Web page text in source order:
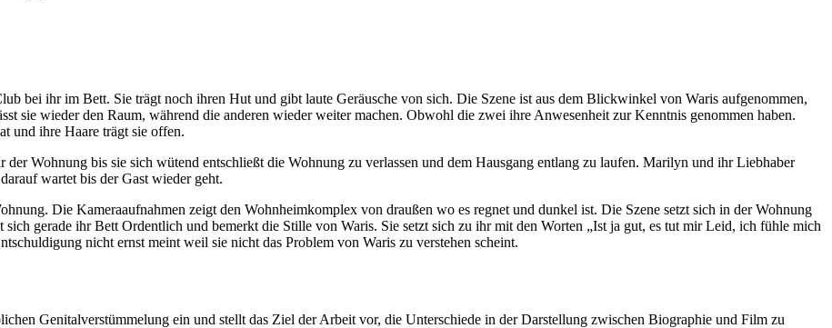
bei ihr im Bett. Sie trägt noch ihren Hut und gibt laute Geräusche von sich. Die Szene ist aus dem Blickwinkel von Waris aufgenommen,
sie wieder den Raum, während die anderen wieder weiter machen. Obwohl die zwei ihre Anwesenheit zur Kenntnis genommen haben.
und ihre Haare trägt sie offen.
Wohnung bis sie sich wütend entschließt die Wohnung zu verlassen und dem Hausgang entlang zu laufen. Marilyn und ihr Liebhaber
wartet bis der Gast wieder geht.
Die Kameraaufnahmen zeigt den Wohnheimkomplex von draußen wo es regnet und dunkel ist. Die Szene setzt sich in der Wohnung
gerade ihr Bett Ordentlich und bemerkt die Stille von Waris. Sie setzt sich zu ihr mit den Worten „Ist ja gut, es tut mir Leid, ich fühle mich
nicht ernst meint weil sie nicht das Problem von Waris zu verstehen scheint.
Genitalverstümmelung ein und stellt das Ziel der Arbeit vor, die Unterschiede in der Darstellung zwischen Biographie und Film zu